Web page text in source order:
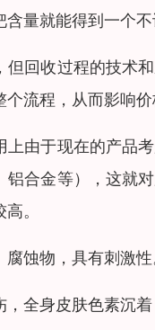
量就能得到一个不
但回收过程的技术
流程，从而影响价
上由于现在的产品
铝合金等），这就
。
蚀物，具有刺激
全身皮肤色素沉